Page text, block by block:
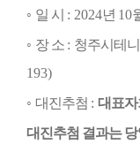
◦ 일 시 : 2024년 10
◦ 장 소 : 청주시테
193)
◦ 대진추첨 : 대표
대진추첨 결과는